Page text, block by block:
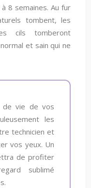
8 semaines. Au fur
tombent, les
cils tomberont
et sain qui ne
de vie de vos
les
technicien et
vos yeux. Un
de profiter
sublimé